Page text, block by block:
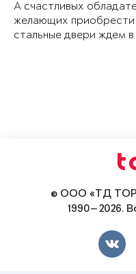
А счастливых
желающих приобрести
стальные двери ждем
© ООО «ТД
1990—2026.